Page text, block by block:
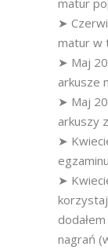
matur
➤
matur w
➤ Maj
arkusze
➤ Maj
arkuszy
➤
➤
nagrań